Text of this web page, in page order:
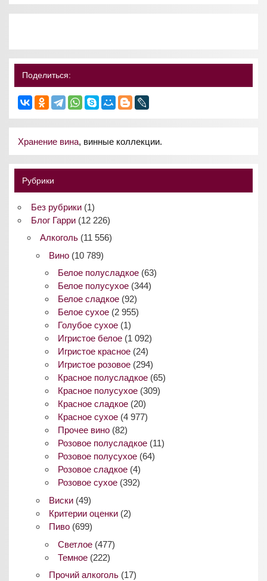
Поделиться:
Хранение вина, винные коллекции.
Рубрики
Без рубрики(1)
Блог Гарри(12 226)
Алкоголь(11 556)
Вино(10 789)
Белое полусладкое (63)
Белое полусухое (344)
Белое сладкое (92)
Белое сухое (2 955)
Голубое сухое (1)
Игристое белое (1 092)
Игристое красное (24)
Игристое розовое (294)
Красное полусладкое (65)
Красное полусухое (309)
Красное сладкое (20)
Красное сухое (4 977)
Прочее вино (82)
Розовое полусладкое (11)
Розовое полусухое (64)
Розовое сладкое (4)
Розовое сухое (392)
Виски(49)
Критерии оценки(2)
Пиво(699)
Светлое (477)
Темное (222)
Прочий алкоголь(17)